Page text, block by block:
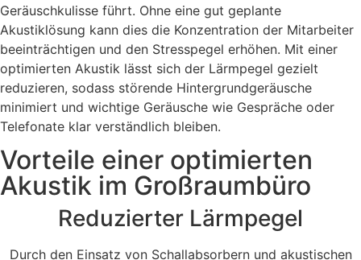
Geräuschkulisse führt. Ohne eine gut geplante
Akustiklösung kann dies die Konzentration der Mitarbeiter
beeinträchtigen und den Stresspegel erhöhen. Mit einer
optimierten Akustik lässt sich der Lärmpegel gezielt
reduzieren, sodass störende Hintergrundgeräusche
minimiert und wichtige Geräusche wie Gespräche oder
Telefonate klar verständlich bleiben.
Vorteile einer optimierten
Akustik im Großraumbüro
Reduzierter Lärmpegel
Durch den Einsatz von Schallabsorbern und akustischen